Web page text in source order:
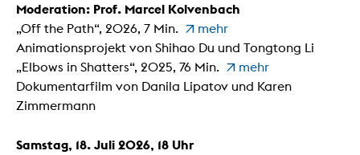
Moderation: Prof. Marcel Kolvenbach
„Off the Path“, 2026, 7 Min.
mehr
Animationsprojekt von Shihao Du und Tongtong Li
„Elbows in Shatters“, 2025, 76 Min.
mehr
Dokumentarfilm von Danila Lipatov und Karen
Zimmermann
Samstag, 18. Juli 2026, 18 Uhr